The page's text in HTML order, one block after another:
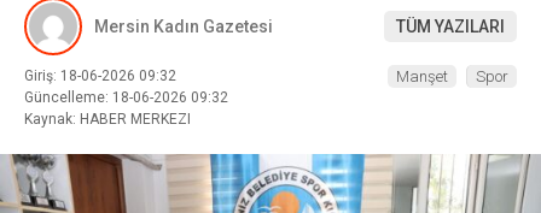
Mersin Kadın Gazetesi TÜM YAZILARI
Giriş: 18-06-2026 09:32
Güncelleme: 18-06-2026 09:32
Kaynak: HABER MERKEZI
Manşet Spor